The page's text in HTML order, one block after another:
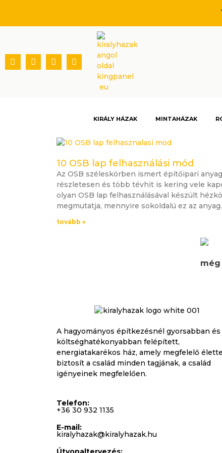
content
Facebook
YoutubeLinkedinInstagram
KIRÁLY HÁZAK MINTAHÁZAK
10 OSB lap felhasználási mód
Az OSB széleskörben ismert építőipari
részletesen és több tévhit is kering vele
olyan OSB lap felhasználásával készült
megmutatja, mennyire sokoldalú ez az
tovább »
A hagyományos építkezésnél gyorsabban és
költséghatékonyabban felépített,
energiatakarékos ház, amely megfelelő
biztosít a család minden tagjának, a család
igényeinek megfelelően.
Telefon:
+36 30 932 1135
E-mail:
kiralyhazak@kiralyhazak.hu